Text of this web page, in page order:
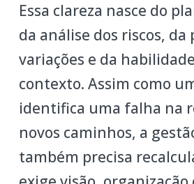
Essa clareza nasce do
da análise dos riscos, da
variações e da
contexto. Assim como
identifica uma falha na
novos caminhos, a
também precisa